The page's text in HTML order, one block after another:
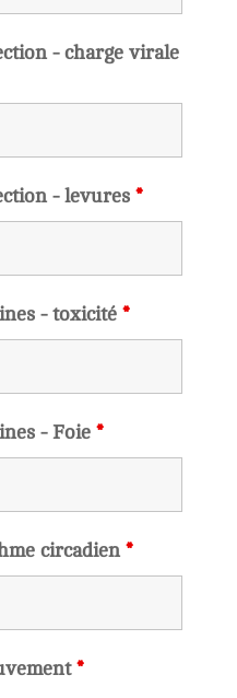
- charge virale
- levures *
- toxicité *
- Foie *
circadien *
*